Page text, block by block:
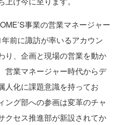
事業の営業マネージャー
前に諏訪が率いるアカウン
り、企画と現場の営業を動か
営業マネージャー時代からデ
人化に課題意識を持ってお
ング部への参画は変革のチャ
クセス推進部が新設されてか